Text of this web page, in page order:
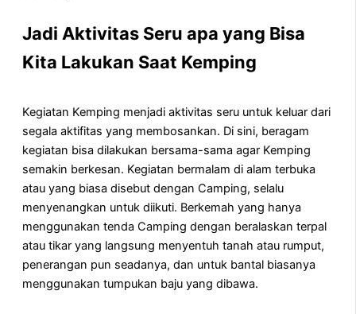
Jadi Aktivitas Seru apa yang Bisa
Kita Lakukan Saat Kemping
Kegiatan Kemping menjadi aktivitas seru untuk keluar dari
segala aktifitas yang membosankan. Di sini, beragam
kegiatan bisa dilakukan bersama-sama agar Kemping
semakin berkesan. Kegiatan bermalam di alam terbuka
atau yang biasa disebut dengan Camping, selalu
menyenangkan untuk diikuti. Berkemah yang hanya
menggunakan tenda Camping dengan beralaskan terpal
atau tikar yang langsung menyentuh tanah atau rumput,
penerangan pun seadanya, dan untuk bantal biasanya
menggunakan tumpukan baju yang dibawa.